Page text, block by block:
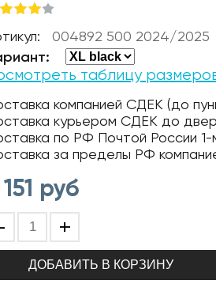
004892 500 2024/2025
таблицу
компанией СДЕК (до
курьером СДЕК до
по РФ Почтой России
за пределы РФ
руб
+